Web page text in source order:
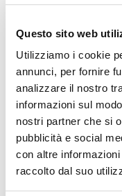
Questo sito web
Utilizziamo i cookie
annunci, per fornire
analizzare il nostro
informazioni sul
nostri partner che si
pubblicità e social
con altre
raccolto dal suo
Prodigi –